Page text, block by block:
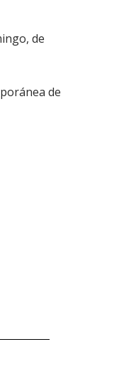
de
de